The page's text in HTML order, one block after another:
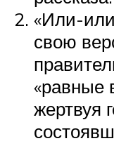
«Или-
свою
«равные
жертвуя